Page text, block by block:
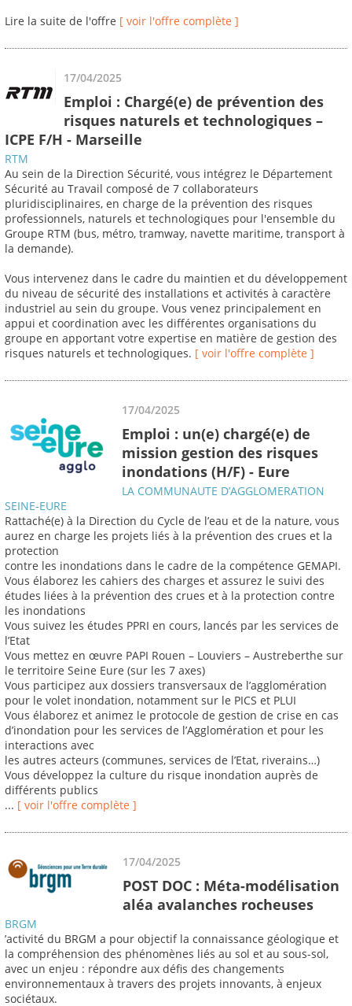
Lire la suite de l'offre [ voir l'offre complète ]
17/04/2025
Emploi : Chargé(e) de prévention des
risques naturels et technologiques –
ICPE F/H - Marseille
RTM
Au sein de la Direction Sécurité, vous intégrez le Département
Sécurité au Travail composé de 7 collaborateurs
pluridisciplinaires, en charge de la prévention des risques
professionnels, naturels et technologiques pour l'ensemble du
Groupe RTM (bus, métro, tramway, navette maritime, transport à
la demande).
Vous intervenez dans le cadre du maintien et du développement
du niveau de sécurité des installations et activités à caractère
industriel au sein du groupe. Vous venez principalement en
appui et coordination avec les différentes organisations du
groupe en apportant votre expertise en matière de gestion des
risques naturels et technologiques. [ voir l'offre complète ]
17/04/2025
Emploi : un(e) chargé(e) de
mission gestion des risques
inondations (H/F) - Eure
LA COMMUNAUTE D’AGGLOMERATION
SEINE-EURE
Rattaché(e) à la Direction du Cycle de l’eau et de la nature, vous
aurez en charge les projets liés à la prévention des crues et la
protection
contre les inondations dans le cadre de la compétence GEMAPI.
Vous élaborez les cahiers des charges et assurez le suivi des
études liées à la prévention des crues et à la protection contre
les inondations
Vous suivez les études PPRI en cours, lancés par les services de
l’Etat
Vous mettez en œuvre PAPI Rouen – Louviers – Austreberthe sur
le territoire Seine Eure (sur les 7 axes)
Vous participez aux dossiers transversaux de l’agglomération
pour le volet inondation, notamment sur le PICS et PLUI
Vous élaborez et animez le protocole de gestion de crise en cas
d’inondation pour les services de l’Agglomération et pour les
interactions avec
les autres acteurs (communes, services de l’Etat, riverains…)
Vous développez la culture du risque inondation auprès de
différents publics
... [ voir l'offre complète ]
17/04/2025
POST DOC : Méta-modélisation
aléa avalanches rocheuses
BRGM
’activité du BRGM a pour objectif la connaissance géologique et
la compréhension des phénomènes liés au sol et au sous-sol,
avec un enjeu : répondre aux défis des changements
environnementaux à travers des projets innovants, à enjeux
sociétaux.